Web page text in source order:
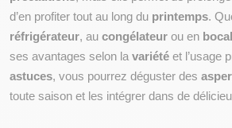
d’en profiter tout au long du printemps
réfrigérateur, au congélateur ou en bocal
ses avantages selon la variété
astuces, vous pourrez déguster des
toute saison et les intégrer dans de